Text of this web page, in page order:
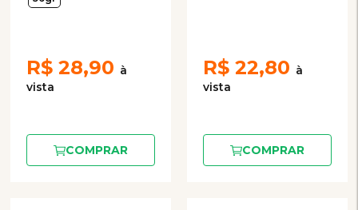
R$ 28,90
COMPRAR
R$ 22,80
COMPRAR